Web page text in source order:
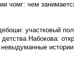
чомг: чем
участковый
Набокова:
истории